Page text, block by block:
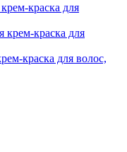
краска для
краска для волос,